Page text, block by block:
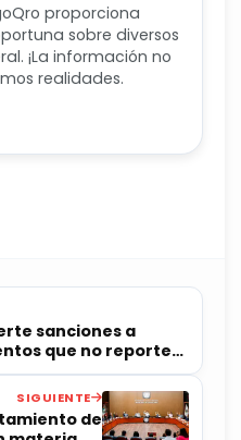
proporciona
sobre diversos
¡La información no
realidades.
sanciones a
que no reporten
SIGUIENTE
de